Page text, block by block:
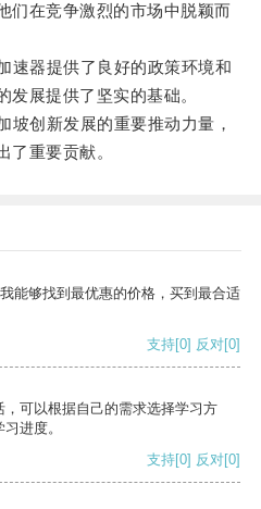
们在竞争激烈的市场中脱颖而
器提供了良好的政策环境和
发展提供了坚实的基础。
创新发展的重要推动力量，
了重要贡献。
能够找到最优惠的价格，买到最合适
支持[0] 反对[0]
可以根据自己的需求选择学习方
进度。
支持[0] 反对[0]